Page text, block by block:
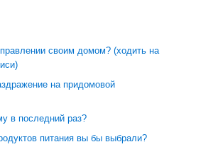
своим домом? (ходить на
на придомовой
в последний раз?
питания вы бы выбрали?